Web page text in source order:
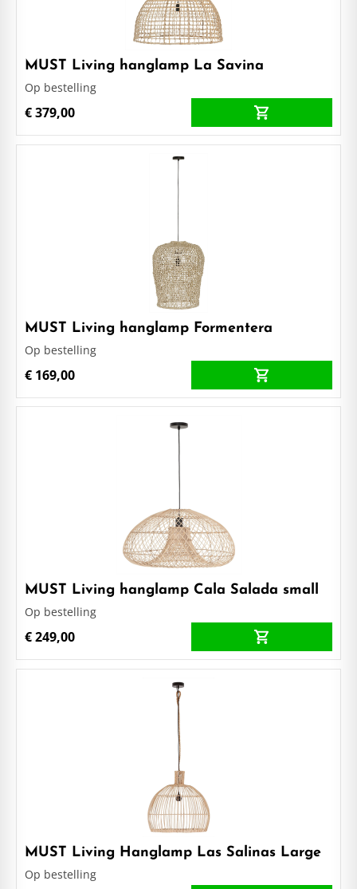
MUST Living hanglamp La Savina
Op bestelling
€ 379,00
MUST Living hanglamp Formentera
Op bestelling
€ 169,00
MUST Living hanglamp Cala Salada small
Op bestelling
€ 249,00
MUST Living Hanglamp Las Salinas Large
Op bestelling